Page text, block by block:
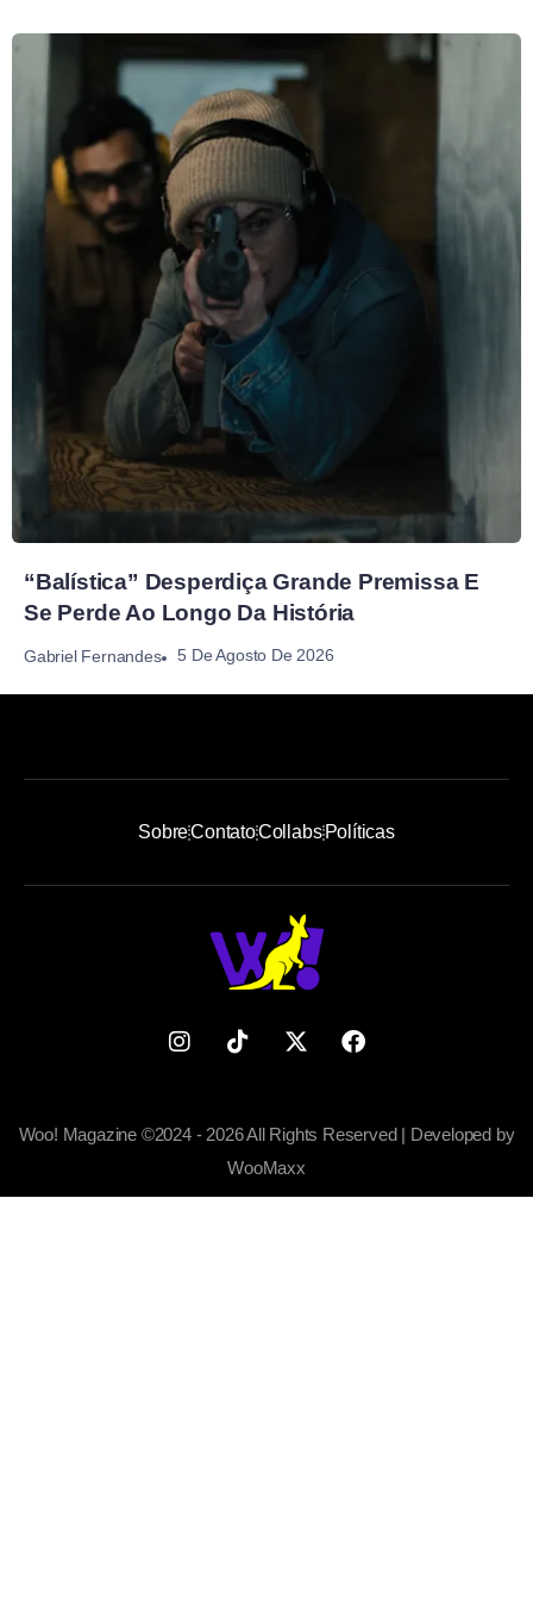
“Balística” Desperdiça Grande Premissa E
Se Perde Ao Longo Da História
Gabriel Fernandes 5 De Agosto De 2026
SobreContatoCollabsPolíticas
Woo! Magazine ©2024 - 2026 All Rights Reserved | Developed by
WooMaxx